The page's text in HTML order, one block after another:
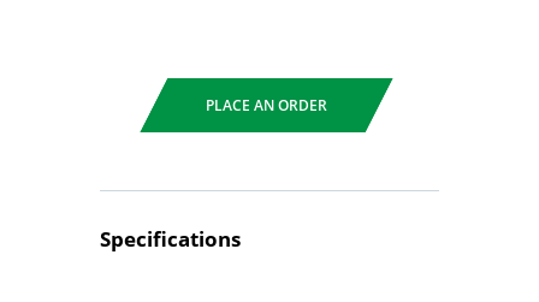
PLACE AN ORDER
Specifications